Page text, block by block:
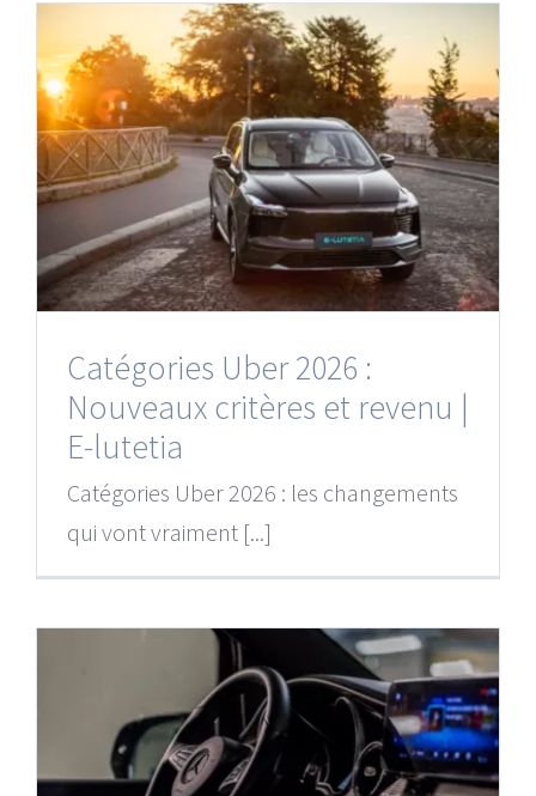
Catégories Uber 2026 :
Nouveaux critères et revenu |
E-lutetia
Catégories Uber 2026 : les changements
qui vont vraiment [...]